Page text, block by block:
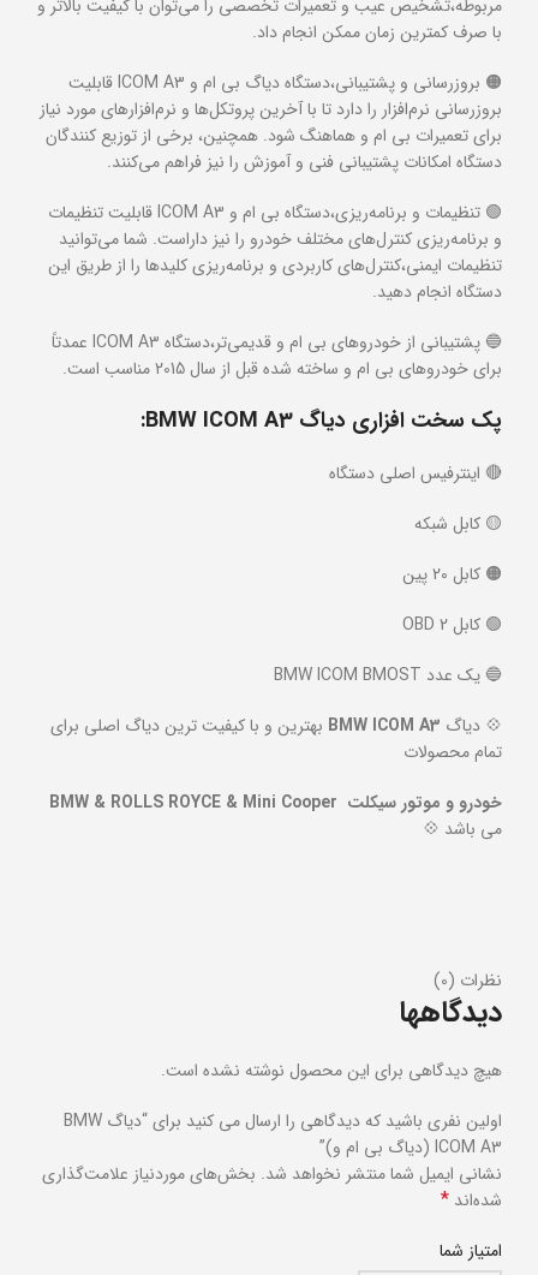
مربوطه،تشخیص عیب و تعمیرات تخصصی را می‌توان با کیفیت بالاتر و
با صرف کمترین زمان ممکن انجام داد.
🟠 بروزرسانی و پشتیبانی،دستگاه دیاگ بی ام و ICOM A3 قابلیت
بروزرسانی نرم‌افزار را دارد تا با آخرین پروتکل‌ها و نرم‌افزارهای مورد نیاز
برای تعمیرات بی ام و هماهنگ شود. همچنین، برخی از توزیع کنندگان
دستگاه امکانات پشتیبانی فنی و آموزش را نیز فراهم می‌کنند.
🟢 تنظیمات و برنامه‌ریزی،دستگاه بی ام و ICOM A3 قابلیت تنظیمات
و برنامه‌ریزی کنترل‌های مختلف خودرو را نیز داراست. شما می‌توانید
تنظیمات ایمنی،کنترل‌های کاربردی و برنامه‌ریزی کلیدها را از طریق این
دستگاه انجام دهید.
🔵 پشتیبانی از خودروهای بی ام و قدیمی‌تر،دستگاه ICOM A3 عمدتاً
برای خودروهای بی ام و ساخته شده قبل از سال 2015 مناسب است.
پک سخت افزاری دیاگ BMW ICOM A3:
🔴 اینترفیس اصلی دستگاه
🟡 کابل شبکه
🟠 کابل 20 پین
🟢 کابل OBD 2
🔵 یک عدد BMW ICOM BMOST
💠 دیاگ BMW ICOM A3 بهترین و با کیفیت ترین دیاگ اصلی برای
تمام محصولات
خودرو و موتور سیکلت BMW & ROLLS ROYCE & Mini Cooper
می باشد 💠
نظرات (0)
دیدگاهها
هیچ دیدگاهی برای این محصول نوشته نشده است.
اولین نفری باشید که دیدگاهی را ارسال می کنید برای “دیاگ BMW
ICOM A3 (دیاگ بی ام و)”
نشانی ایمیل شما منتشر نخواهد شد. بخش‌های موردنیاز علامت‌گذاری
شده‌اند *
امتیاز شما